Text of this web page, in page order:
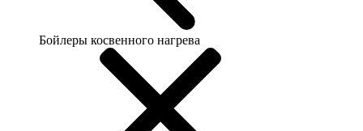
Бойлеры косвенного нагрева